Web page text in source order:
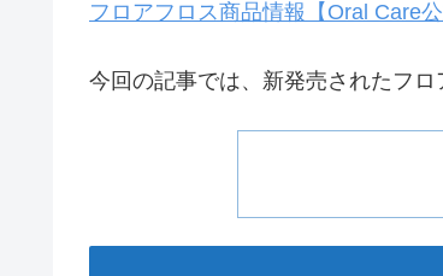
フロアフロス商品情報【Oral Care公
今回の記事では、新発売されたフロ